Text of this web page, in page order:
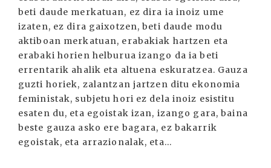
beti daude merkatuan, ez dira ia inoiz ume
izaten, ez dira gaixotzen, beti daude modu
aktiboan merkatuan, erabakiak hartzen eta
erabaki horien helburua izango da ia beti
errentarik ahalik eta altuena eskuratzea. Gauza
guzti horiek, zalantzan jartzen ditu ekonomia
feministak, subjetu hori ez dela inoiz esistitu
esaten du, eta egoistak izan, izango gara, baina
beste gauza asko ere bagara, ez bakarrik
egoistak, eta arrazionalak, eta...